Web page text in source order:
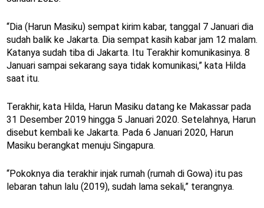
“Dia (Harun Masiku) sempat kirim kabar, tanggal 7 Januari dia
sudah balik ke Jakarta. Dia sempat kasih kabar jam 12 malam.
Katanya sudah tiba di Jakarta. Itu Terakhir komunikasinya. 8
Januari sampai sekarang saya tidak komunikasi,” kata Hilda
saat itu.
Terakhir, kata Hilda, Harun Masiku datang ke Makassar pada
31 Desember 2019 hingga 5 Januari 2020. Setelahnya, Harun
disebut kembali ke Jakarta. Pada 6 Januari 2020, Harun
Masiku berangkat menuju Singapura.
“Pokoknya dia terakhir injak rumah (rumah di Gowa) itu pas
lebaran tahun lalu (2019), sudah lama sekali,” terangnya.